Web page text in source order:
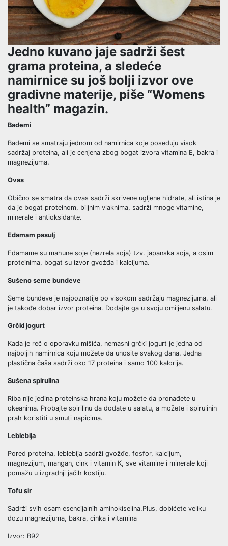
Jedno kuvano jaje sadrži šest
grama proteina, a sledeće
namirnice su još bolji izvor ove
gradivne materije, piše “Womens
health” magazin.
Bademi
Bademi se smatraju jednom od namirnica koje poseduju visok
sadržaj proteina, ali je cenjena zbog bogat izvora vitamina E, bakra i
magnezijuma.
Ovas
Obično se smatra da ovas sadrži skrivene ugljene hidrate, ali istina je
da je bogat proteinom, biljnim vlaknima, sadrži mnoge vitamine,
minerale i antioksidante.
Edamam pasulj
Edamame su mahune soje (nezrela soja) tzv. japanska soja, a osim
proteinima, bogat su izvor gvožđa i kalcijuma.
Sušeno seme bundeve
Seme bundeve je najpoznatije po visokom sadržaju magnezijuma, ali
je takođe dobar izvor proteina. Dodajte ga u svoju omiljenu salatu.
Grčki jogurt
Kada je reč o oporavku mišića, nemasni grčki jogurt je jedna od
najboljih namirnica koju možete da unosite svakog dana. Jedna
plastična čaša sadrži oko 17 proteina i samo 100 kalorija.
Sušena spirulina
Riba nije jedina proteinska hrana koju možete da pronađete u
okeanima. Probajte spirilinu da dodate u salatu, a možete i spirulinin
prah koristiti u smuti napicima.
Leblebija
Pored proteina, leblebija sadrži gvožđe, fosfor, kalcijum,
magnezijum, mangan, cink i vitamin K, sve vitamine i minerale koji
pomažu u izgradnji jačih kostiju.
Tofu sir
Sadrži svih osam esencijalnih aminokiselina.Plus, dobićete veliku
dozu magnezijuma, bakra, cinka i vitamina
Izvor: B92